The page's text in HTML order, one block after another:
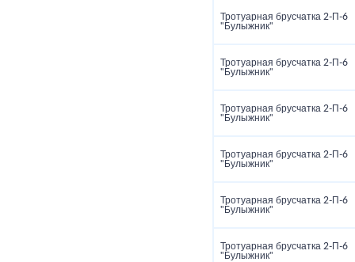
Тротуарная брусчатка 2‑П‑6
"Булыжник"
Тротуарная брусчатка 2‑П‑6
"Булыжник"
Тротуарная брусчатка 2‑П‑6
"Булыжник"
Тротуарная брусчатка 2‑П‑6
"Булыжник"
Тротуарная брусчатка 2‑П‑6
"Булыжник"
Тротуарная брусчатка 2‑П‑6
"Булыжник"